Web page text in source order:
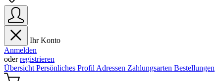
Ihr Konto
Anmelden
oderregistrieren
Übersicht Persönliches Profil Adressen Zahlungsarten Bestellungen